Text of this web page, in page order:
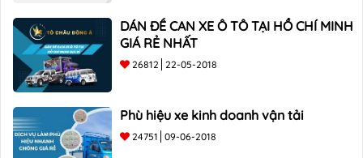
DÁN ĐỀ CAN XE Ô TÔ TẠI HỒ CHÍ MINH
GIÁ RẺ NHẤT
26812 22-05-2018
Phù hiệu xe kinh doanh vận tải
24751 09-06-2018